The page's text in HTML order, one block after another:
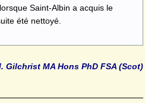
Saint-Albin a acquis le
été nettoyé.
Gilchrist MA Hons PhD FSA (Scot)